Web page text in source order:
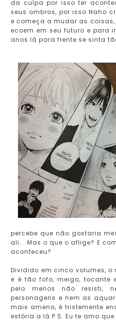
da culpa por isso ter
seus ombros, por isso Naho
e começa a mudar as
ecoem em seu futuro e para
anos lá para frente se sinta
percebe que não gostaria
ali... Mas o que o aflige? E
aconteceu?
Dividido em cinco volumes,
e é tão fofo, meigo, tocante
pelo menos não resisti,
personagens e nem as
mais ameno, é tristemente
estória a lá P.S. Eu te amo